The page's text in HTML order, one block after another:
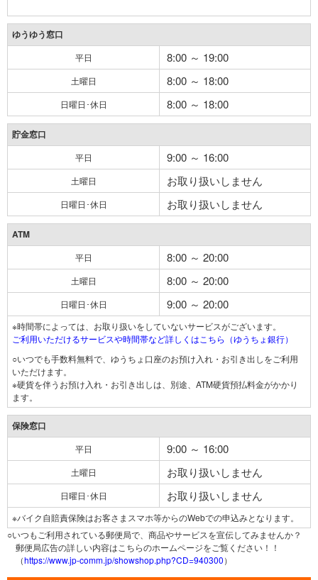
ゆうゆう窓口
平日 8:00 ～ 19:00
土曜日 8:00 ～ 18:00
日曜日･休日 8:00 ～ 18:00
貯金窓口
平日 9:00 ～ 16:00
土曜日 お取り扱いしません
日曜日･休日 お取り扱いしません
ATM
平日 8:00 ～ 20:00
土曜日 8:00 ～ 20:00
日曜日･休日 9:00 ～ 20:00
※時間帯によっては、お取り扱いをしていないサービスがございます。
ご利用いただけるサービスや時間帯など詳しくはこちら（ゆうちょ銀行）
○いつでも手数料無料で、ゆうちょ口座のお預け入れ・お引き出しをご利用
いただけます。
※硬貨を伴うお預け入れ・お引き出しは、別途、ATM硬貨預払料金がかかり
ます。
保険窓口
平日 9:00 ～ 16:00
土曜日 お取り扱いしません
日曜日･休日 お取り扱いしません
※バイク自賠責保険はお客さまスマホ等からのWebでの申込みとなります。
○いつもご利用されている郵便局で、商品やサービスを宣伝してみませんか？
郵便局広告の詳しい内容はこちらのホームページをご覧ください！！
（https://www.jp-comm.jp/showshop.php?CD=940300）